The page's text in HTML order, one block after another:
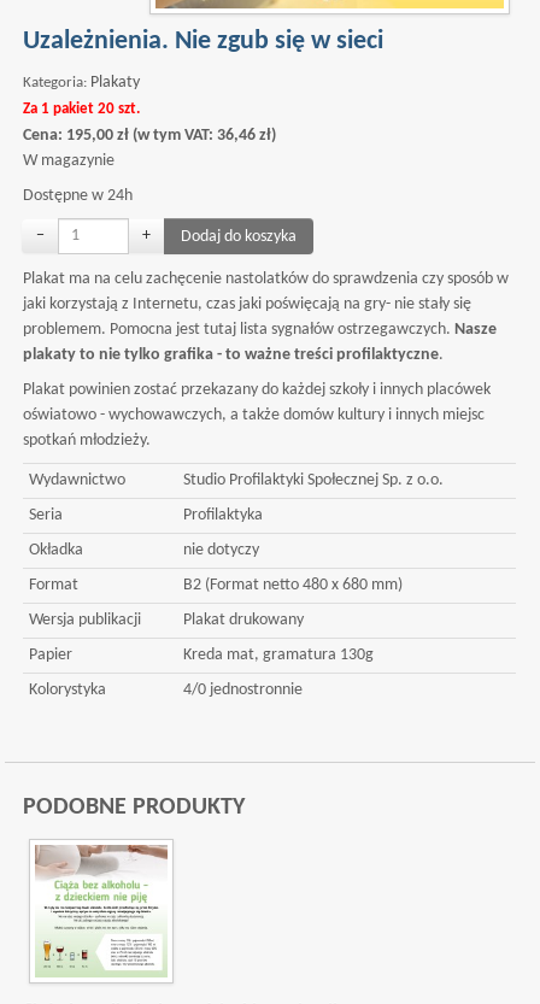
Uzależnienia. Nie zgub się w sieci
Kategoria: Plakaty
Za 1 pakiet 20 szt.
Cena: 195,00 zł (w tym VAT: 36,46 zł)
W magazynie
Dostępne w 24h
− +
Plakat ma na celu zachęcenie nastolatków do sprawdzenia czy sposób w
jaki korzystają z Internetu, czas jaki poświęcają na gry- nie stały się
problemem. Pomocna jest tutaj lista sygnałów ostrzegawczych.Nasze
plakaty to nie tylko grafika - to ważne treści profilaktyczne.
Plakat powinien zostać przekazany do każdej szkoły i innych placówek
oświatowo - wychowawczych, a także domów kultury i innych miejsc
spotkań młodzieży.
Wydawnictwo
Studio Profilaktyki Społecznej Sp. z o.o.
Seria
Profilaktyka
Okładka
nie dotyczy
Format
B2 (Format netto 480 x 680 mm)
Wersja publikacji
Plakat drukowany
Papier
Kreda mat, gramatura 130g
Kolorystyka
4/0 jednostronnie
PODOBNE PRODUKTY